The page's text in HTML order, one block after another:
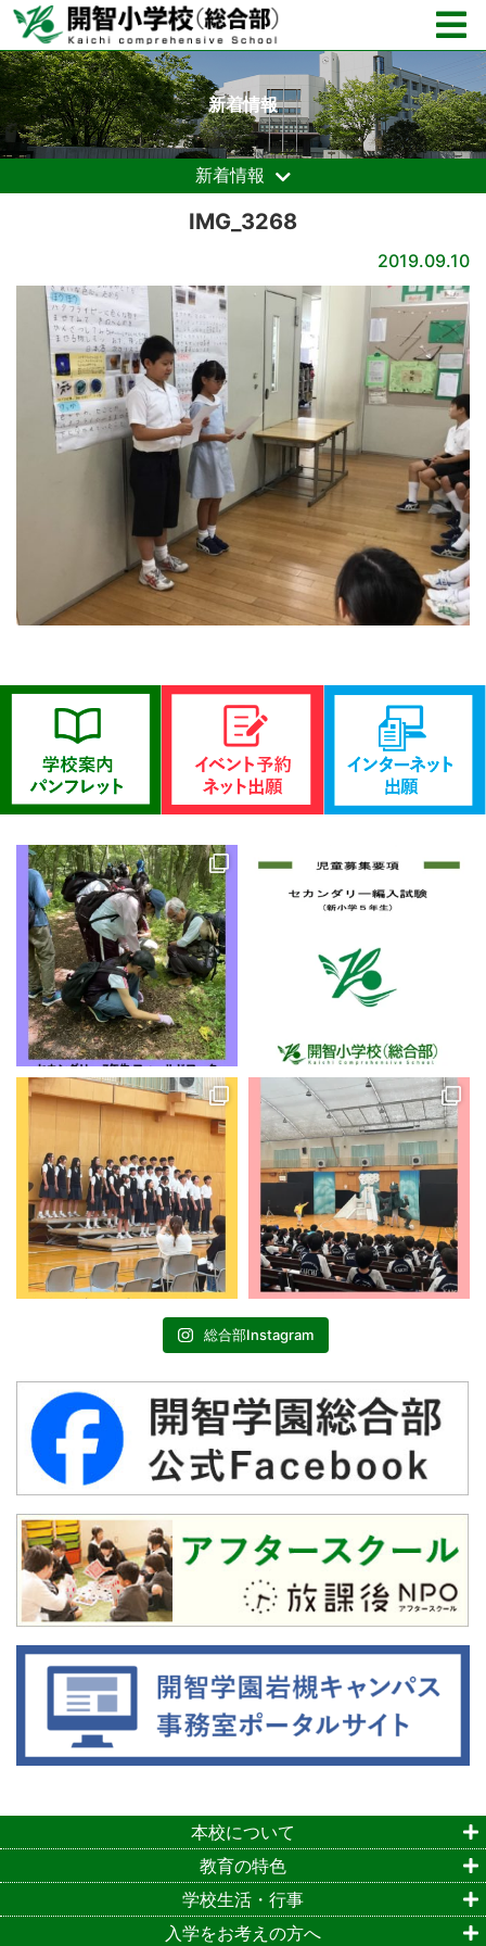
新着情報
新着情報
IMG_3268
2019.09.10
総合部Instagram
本校について
教育の特色
学校生活・行事
入学をお考えの方へ